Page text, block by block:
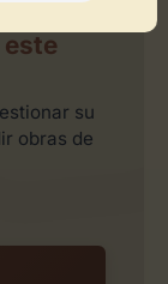
este
su
obras de